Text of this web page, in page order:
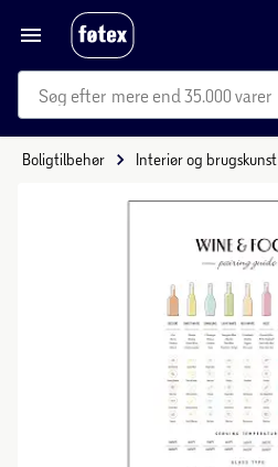
mere end 35.000 varer
Boligtilbehør Interiør og brugskunst